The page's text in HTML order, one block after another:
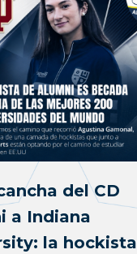
del CD
a Indiana
la hockista